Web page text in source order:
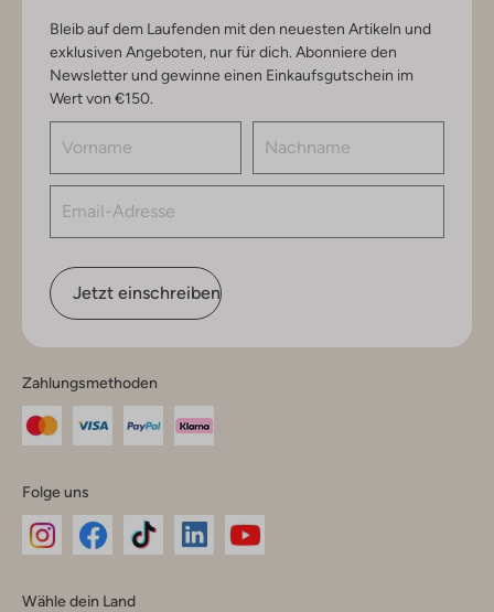
Bleib auf dem Laufenden mit den neuesten Artikeln und
exklusiven Angeboten, nur für dich. Abonniere den
Newsletter und gewinne einen Einkaufsgutschein im
Wert von €150.
Jetzt einschreiben
Zahlungsmethoden
Folge uns
Wähle dein Land